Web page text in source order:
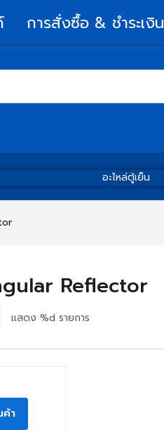
การสั่งซื้อ & ชำระเงิน
อะไหล่ตู้เย็น
Reflector
แสดง %d รายการ
ค้า